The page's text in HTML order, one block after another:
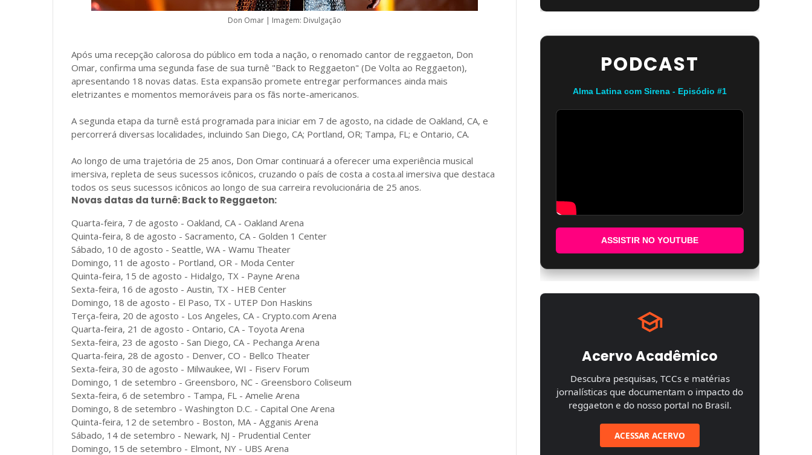
Don Omar | Imagem: Divulgação
Após uma recepção calorosa do público em toda a nação, o renomado cantor de reggaeton, Don
Omar, confirma uma segunda fase de sua turnê "Back to Reggaeton" (De Volta ao Reggaeton),
apresentando 18 novas datas. Esta expansão promete entregar performances ainda mais
eletrizantes e momentos memoráveis para os fãs norte-americanos.
A segunda etapa da turnê está programada para iniciar em 7 de agosto, na cidade de Oakland, CA, e
percorrerá diversas localidades, incluindo San Diego, CA; Portland, OR; Tampa, FL; e Ontario, CA.
Ao longo de uma trajetória de 25 anos, Don Omar continuará a oferecer uma experiência musical
imersiva, repleta de seus sucessos icônicos, cruzando o país de costa a costa.al imersiva que destaca
todos os seus sucessos icônicos ao longo de sua carreira revolucionária de 25 anos.
Novas datas da turnê: Back to Reggaeton:
Quarta-feira, 7 de agosto - Oakland, CA - Oakland Arena
Quinta-feira, 8 de agosto - Sacramento, CA - Golden 1 Center
Sábado, 10 de agosto - Seattle, WA - Wamu Theater
Domingo, 11 de agosto - Portland, OR - Moda Center
Quinta-feira, 15 de agosto - Hidalgo, TX - Payne Arena
Sexta-feira, 16 de agosto - Austin, TX - HEB Center
Domingo, 18 de agosto - El Paso, TX - UTEP Don Haskins
Terça-feira, 20 de agosto - Los Angeles, CA - Crypto.com Arena
Quarta-feira, 21 de agosto - Ontario, CA - Toyota Arena
Sexta-feira, 23 de agosto - San Diego, CA - Pechanga Arena
Quarta-feira, 28 de agosto - Denver, CO - Bellco Theater
Sexta-feira, 30 de agosto - Milwaukee, WI - Fiserv Forum
Domingo, 1 de setembro - Greensboro, NC - Greensboro Coliseum
Sexta-feira, 6 de setembro - Tampa, FL - Amelie Arena
Domingo, 8 de setembro - Washington D.C. - Capital One Arena
Quinta-feira, 12 de setembro - Boston, MA - Agganis Arena
Sábado, 14 de setembro - Newark, NJ - Prudential Center
Domingo, 15 de setembro - Elmont, NY - UBS Arena
PODCAST
Alma Latina com Sirena - Episódio #1
ASSISTIR NO YOUTUBE
Acervo Acadêmico
Descubra pesquisas, TCCs e matérias
jornalísticas que documentam o impacto do
reggaeton e do nosso portal no Brasil.
ACESSAR ACERVO